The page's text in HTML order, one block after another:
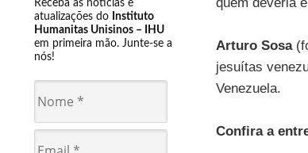
Receba as notícias e
atualizações do Instituto
Humanitas Unisinos – IHU
em primeira mão. Junte-se a
nós!
Arturo Sosa
jesuítas
Venezuela.
Confira a